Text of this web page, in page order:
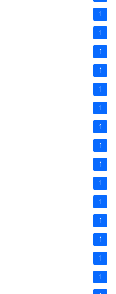
1
1
1
1
1
1
1
1
1
1
1
1
1
1
1